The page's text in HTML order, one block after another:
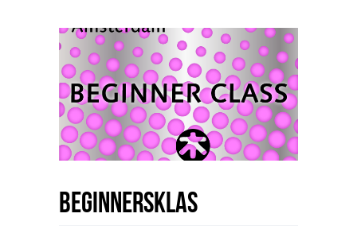
Beginnersklas